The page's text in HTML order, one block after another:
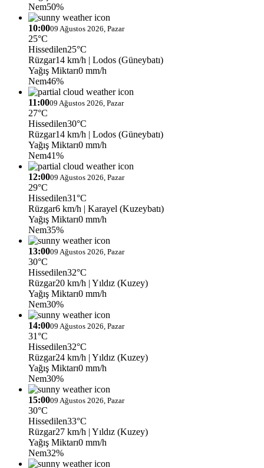
Nem50%
10:0009 Ağustos 2026, Pazar
25°C
Hissedilen25°C
Rüzgar14 km/h | Lodos (Güneybatı)
Yağış Miktarı0 mm/h
Nem46%
11:0009 Ağustos 2026, Pazar
27°C
Hissedilen30°C
Rüzgar14 km/h | Lodos (Güneybatı)
Yağış Miktarı0 mm/h
Nem41%
12:0009 Ağustos 2026, Pazar
29°C
Hissedilen31°C
Rüzgar6 km/h | Karayel (Kuzeybatı)
Yağış Miktarı0 mm/h
Nem35%
13:0009 Ağustos 2026, Pazar
30°C
Hissedilen32°C
Rüzgar20 km/h | Yıldız (Kuzey)
Yağış Miktarı0 mm/h
Nem30%
14:0009 Ağustos 2026, Pazar
31°C
Hissedilen32°C
Rüzgar24 km/h | Yıldız (Kuzey)
Yağış Miktarı0 mm/h
Nem30%
15:0009 Ağustos 2026, Pazar
30°C
Hissedilen33°C
Rüzgar27 km/h | Yıldız (Kuzey)
Yağış Miktarı0 mm/h
Nem32%